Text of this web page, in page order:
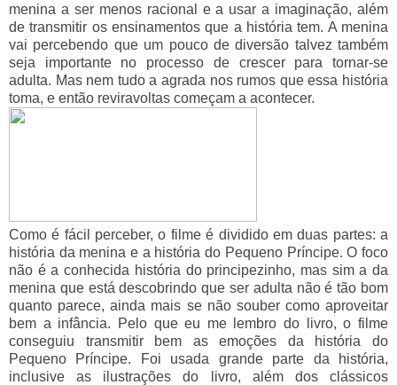
menina a ser menos racional e a usar a imaginação, além
de transmitir os ensinamentos que a história tem. A menina
vai percebendo que um pouco de diversão talvez também
seja importante no processo de crescer para tornar-se
adulta. Mas nem tudo a agrada nos rumos que essa história
toma, e então reviravoltas começam a acontecer.
Como é fácil perceber, o filme é dividido em duas partes: a
história da menina e a história do Pequeno Príncipe. O foco
não é a conhecida história do principezinho, mas sim a da
menina que está descobrindo que ser adulta não é tão bom
quanto parece, ainda mais se não souber como aproveitar
bem a infância. Pelo que eu me lembro do livro, o filme
conseguiu transmitir bem as emoções da história do
Pequeno Príncipe. Foi usada grande parte da história,
inclusive as ilustrações do livro, além dos clássicos